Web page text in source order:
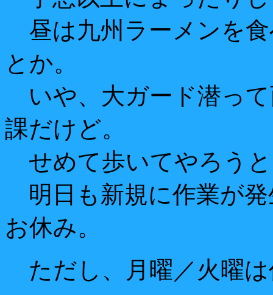
昼は九州ラーメンを
とか。
いや、大ガード潜っ
課だけど。
せめて歩いてやろう
明日も新規に作業が
お休み。
ただし、月曜／火曜は